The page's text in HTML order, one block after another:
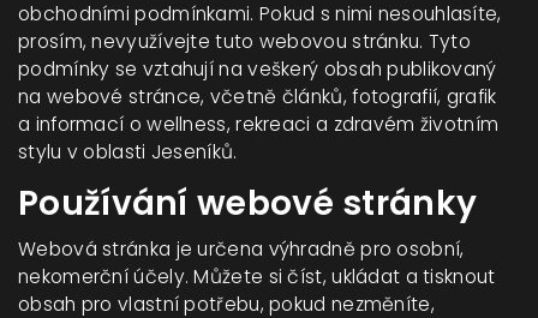
obchodními podmínkami. Pokud s nimi nesouhlasíte,
prosím, nevyužívejte tuto webovou stránku. Tyto
podmínky se vztahují na veškerý obsah publikovaný
na webové stránce, včetně článků, fotografií, grafik
a informací o wellness, rekreaci a zdravém životním
stylu v oblasti Jeseníků.
Používání webové stránky
Webová stránka je určena výhradně pro osobní,
nekomerční účely. Můžete si číst, ukládat a tisknout
obsah pro vlastní potřebu, pokud nezměníte,